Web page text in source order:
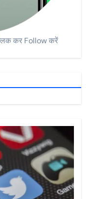
कर Follow करें